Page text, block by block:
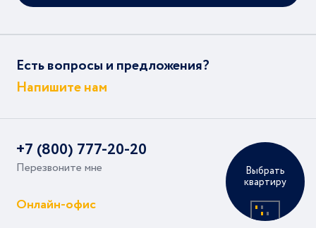
Выбрать
квартиру
Есть вопросы и предложения?
Напишите нам
+7 (800) 777-20-20
Перезвоните мне
Онлайн-офис